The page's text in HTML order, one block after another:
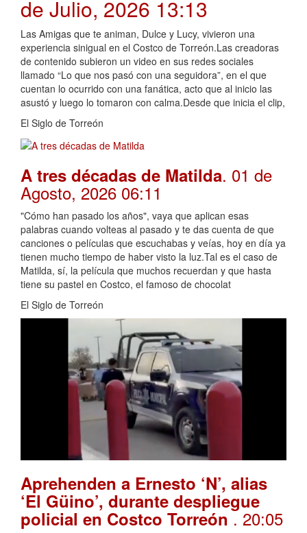
de Julio, 2026 13:13
Las Amigas que te animan, Dulce y Lucy, vivieron una
experiencia sinigual en el Costco de Torreón.Las creadoras
de contenido subieron un video en sus redes sociales
llamado “Lo que nos pasó con una seguidora”, en el que
cuentan lo ocurrido con una fanática, acto que al inicio las
asustó y luego lo tomaron con calma.Desde que inicia el clip,
El Siglo de Torreón
A tres décadas de Matilda. 01 de
Agosto, 2026 06:11
"Cómo han pasado los años", vaya que aplican esas
palabras cuando volteas al pasado y te das cuenta de que
canciones o películas que escuchabas y veías, hoy en día ya
tienen mucho tiempo de haber visto la luz.Tal es el caso de
Matilda, sí, la película que muchos recuerdan y que hasta
tiene su pastel en Costco, el famoso de chocolat
El Siglo de Torreón
Aprehenden a Ernesto ‘N’, alias
‘El Güino’, durante despliegue
policial en Costco Torreón. 20:05